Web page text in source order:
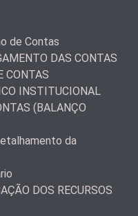
de Contas
DAS CONTAS
CONTAS
INSTITUCIONAL
(BALANÇO
da
DOS RECURSOS